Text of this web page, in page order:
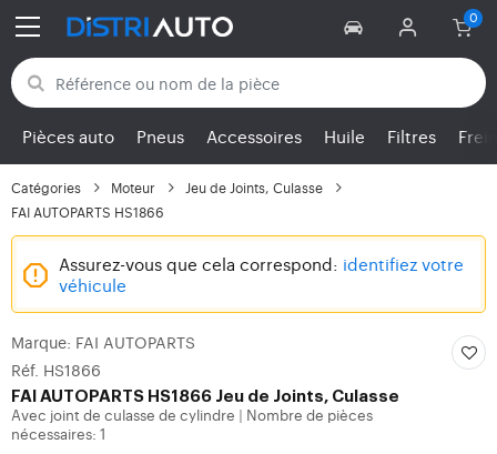
Retour aux catégories
Pièces auto Pneus Accessoires Huile Filtres
Catégories Moteur
Jeu de Joints, Culasse
FAI AUTOPARTS HS1866
Assurez-vous que cela correspond: identifiez votre
véhicule
Marque: FAI AUTOPARTS
Réf. HS1866
FAI AUTOPARTS HS1866 Jeu de Joints, Culasse
Avec joint de culasse de cylindre
Nombre de pièces
nécessaires: 1